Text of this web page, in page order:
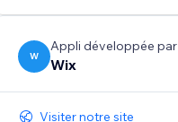
W
Appli développée par
Wix
Visiter notre site